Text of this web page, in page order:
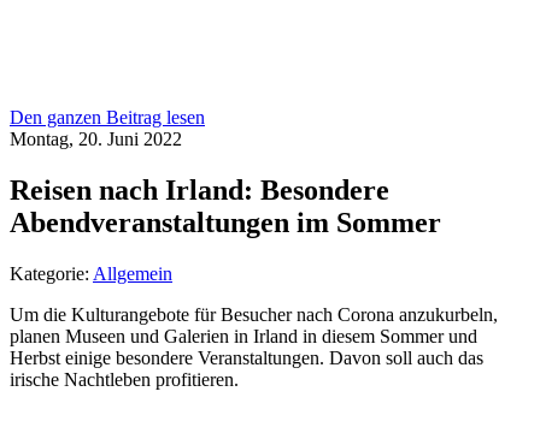
Den ganzen Beitrag lesen
Montag, 20. Juni 2022
Reisen nach Irland: Besondere
Abendveranstaltungen im Sommer
Kategorie: Allgemein
Um die Kulturangebote für Besucher nach Corona anzukurbeln,
planen Museen und Galerien in Irland in diesem Sommer und
Herbst einige besondere Veranstaltungen. Davon soll auch das
irische Nachtleben profitieren.